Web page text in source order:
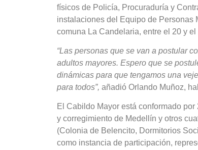
físicos de Policía, Procuraduría y
instalaciones del Equipo de Personas
comuna La Candelaria, entre el 20 y el
“Las personas que se van a postular
adultos mayores. Espero que se
dinámicas para que tengamos una
para todos”, añadió Orlando Muñoz,
El Cabildo Mayor está conformado
y corregimiento de Medellín y otros
(Colonia de Belencito, Dormitorios
como instancia de participación,